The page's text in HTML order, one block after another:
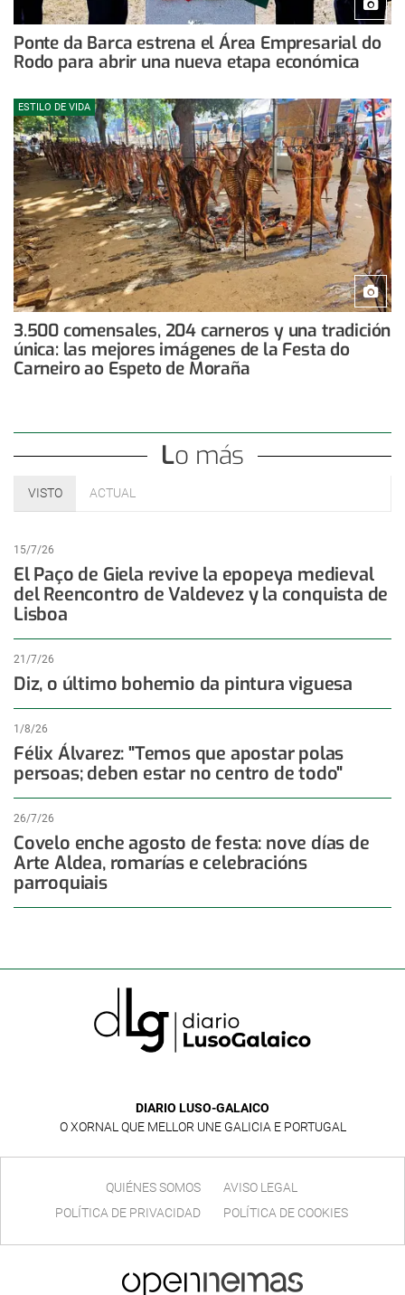
Ponte da Barca estrena el Área Empresarial do
Rodo para abrir una nueva etapa económica
ESTILO DE VIDA
3.500 comensales, 204 carneros y una tradición
única: las mejores imágenes de la Festa do
Carneiro ao Espeto de Moraña
Lo más
VISTO ACTUAL
15/7/26
El Paço de Giela revive la epopeya medieval
del Reencontro de Valdevez y la conquista de
Lisboa
21/7/26
Diz, o último bohemio da pintura viguesa
1/8/26
Félix Álvarez: "Temos que apostar polas
persoas; deben estar no centro de todo"
26/7/26
Covelo enche agosto de festa: nove días de
Arte Aldea, romarías e celebracións
parroquiais
DIARIO LUSO-GALAICO
O XORNAL QUE MELLOR UNE GALICIA E PORTUGAL
QUIÉNES SOMOS
AVISO LEGAL
POLÍTICA DE PRIVACIDAD
POLÍTICA DE COOKIES